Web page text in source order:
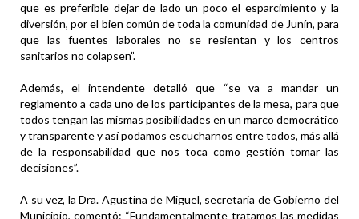
que es preferible dejar de lado un poco el esparcimiento y la
diversión, por el bien común de toda la comunidad de Junín, para
que las fuentes laborales no se resientan y los centros
sanitarios no colapsen”.
Además, el intendente detalló que “se va a mandar un
reglamento a cada uno de los participantes de la mesa, para que
todos tengan las mismas posibilidades en un marco democrático
y transparente y así podamos escucharnos entre todos, más allá
de la responsabilidad que nos toca como gestión tomar las
decisiones”.
A su vez, la Dra. Agustina de Miguel, secretaria de Gobierno del
Municipio, comentó: “Fundamentalmente tratamos las medidas